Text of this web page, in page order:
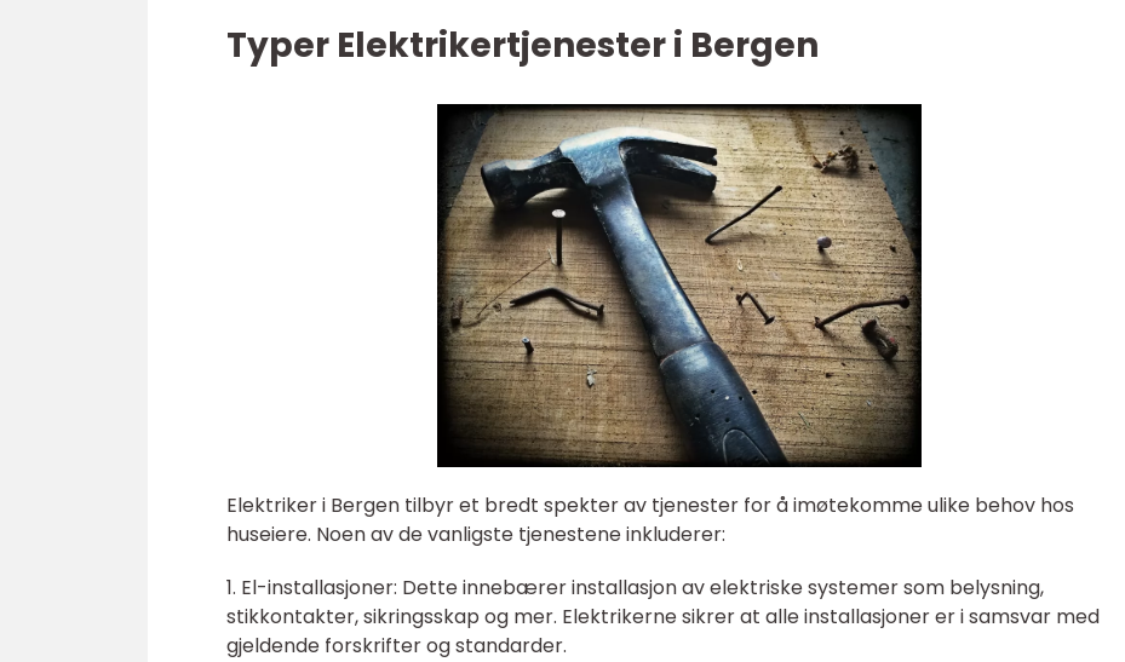
Typer Elektrikertjenester i Bergen
Elektriker i Bergen tilbyr et bredt spekter av tjenester for å imøtekomme ulike behov hos
huseiere. Noen av de vanligste tjenestene inkluderer:
1. El-installasjoner: Dette innebærer installasjon av elektriske systemer som belysning,
stikkontakter, sikringsskap og mer. Elektrikerne sikrer at alle installasjoner er i samsvar med
gjeldende forskrifter og standarder.